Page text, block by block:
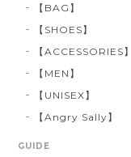
【BAG】
【SHOES】
【ACCESSORIES】
【MEN】
【UNISEX】
【Angry Sally】
GUIDE